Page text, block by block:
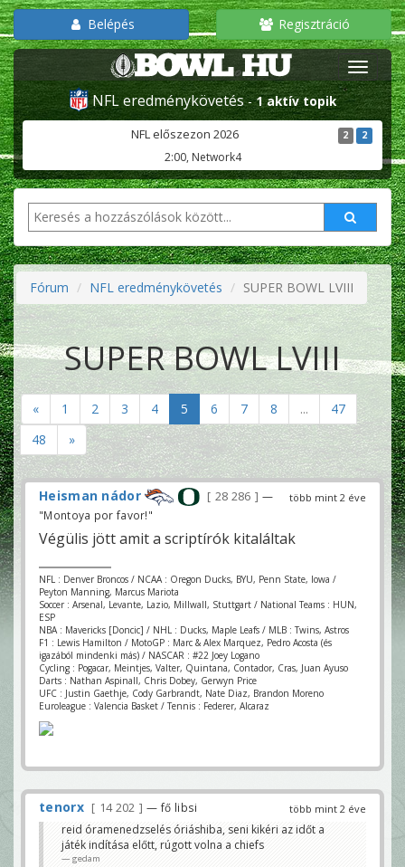
Belépés Regisztráció
NFL eredménykövetés -1 aktív topik
NFL előszezon 2026 2 2
2:00, Network4
Fórum NFL eredménykövetés SUPER BOWL LVIII
SUPER BOWL LVIII
« 1 2 3 4 5 6 7 8 ...
47
48
»
több mint 2 éve
Heisman nádor 28 286
—
"Montoya por favor!"
Végülis jött amit a scriptírók kitaláltak
NFL : Denver Broncos / NCAA : Oregon Ducks, BYU, Penn State, Iowa /
Peyton Manning, Marcus Mariota
Soccer : Arsenal, Levante, Lazio, Millwall, Stuttgart / National Teams : HUN,
ESP
NBA : Mavericks [Doncic] / NHL : Ducks, Maple Leafs / MLB : Twins, Astros
F1 : Lewis Hamilton / MotoGP : Marc & Alex Marquez, Pedro Acosta (és
igazából mindenki más) / NASCAR : #22 Joey Logano
Cycling : Pogacar, Meintjes, Valter, Quintana, Contador, Cras, Juan Ayuso
Darts : Nathan Aspinall, Chris Dobey, Gerwyn Price
UFC : Justin Gaethje, Cody Garbrandt, Nate Diaz, Brandon Moreno
Euroleague : Valencia Basket / Tennis : Federer, Alcaraz
több mint 2 éve
tenorx 14 202 — fő libsi
reid óramenedzselés óriáshiba, seni kikéri az időt a
játék indítása előtt, rúgott volna a chiefs
gedam